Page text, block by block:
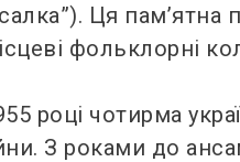
Ця пам’ятна
фольклорні
році чотирма
З роками до